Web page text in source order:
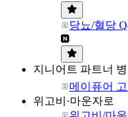
당뇨/혈당
지니어트 파트너 병
메이퓨어
위고비·마운자로